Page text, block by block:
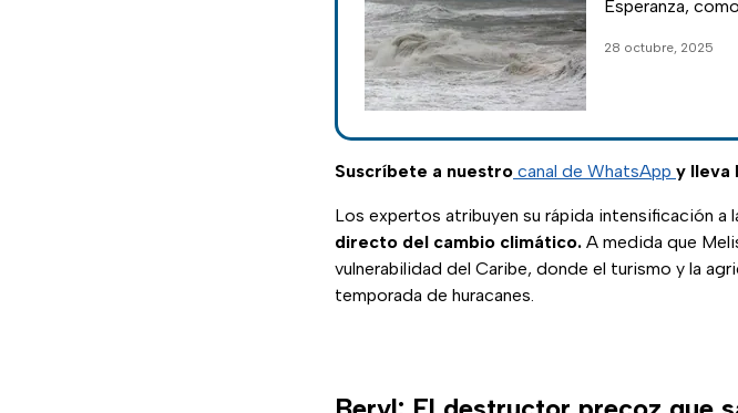
Esperanza,
28 octubre, 2025
Suscríbete a nuestro canal de WhatsApp y lleva
Los expertos atribuyen su rápida intensificación a
directo del cambio climático. A medida que
vulnerabilidad del Caribe, donde el turismo y la
temporada de huracanes.